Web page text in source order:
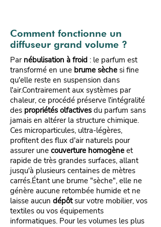
Comment fonctionne un
diffuseur grand volume ?
Par nébulisation à froid : le parfum est
transformé en une brume sèche si fine
qu'elle reste en suspension dans
l'air.Contrairement aux systèmes par
chaleur, ce procédé préserve l'intégralité
des propriétés olfactives du parfum sans
jamais en altérer la structure chimique.
Ces microparticules, ultra-légères,
profitent des flux d'air naturels pour
assurer une couverture homogène et
rapide de très grandes surfaces, allant
jusqu'à plusieurs centaines de mètres
carrés.Étant une brume "sèche", elle ne
génère aucune retombée humide et ne
laisse aucun dépôtsur votre mobilier, vos
textiles ou vos équipements
informatiques. Pour les volumes les plus